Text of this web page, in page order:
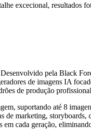
excecional, resultados
pela Black
de imagens IA
de produção
suportando até 8
de marketing,
cada geração,